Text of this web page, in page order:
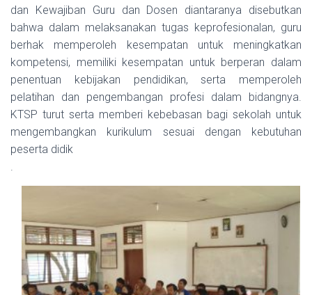
dan Kewajiban Guru dan Dosen diantaranya disebutkan
bahwa dalam melaksanakan tugas keprofesionalan, guru
berhak memperoleh kesempatan untuk meningkatkan
kompetensi, memiliki kesempatan untuk berperan dalam
penentuan kebijakan pendidikan, serta memperoleh
pelatihan dan pengembangan profesi dalam bidangnya.
KTSP turut serta memberi kebebasan bagi sekolah untuk
mengembangkan kurikulum sesuai dengan kebutuhan
peserta didik
.